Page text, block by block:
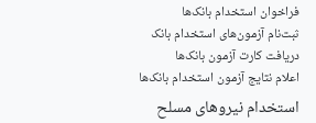
فراخوان استخدام بانک‌ها
‌ثبت‌نام آزمون‌های استخدام بانک
دریافت کارت آزمون بانک‌ها
اعلام نتایج آزمون استخدام بانک‌ها
استخدام‌ نیروهای مسلح